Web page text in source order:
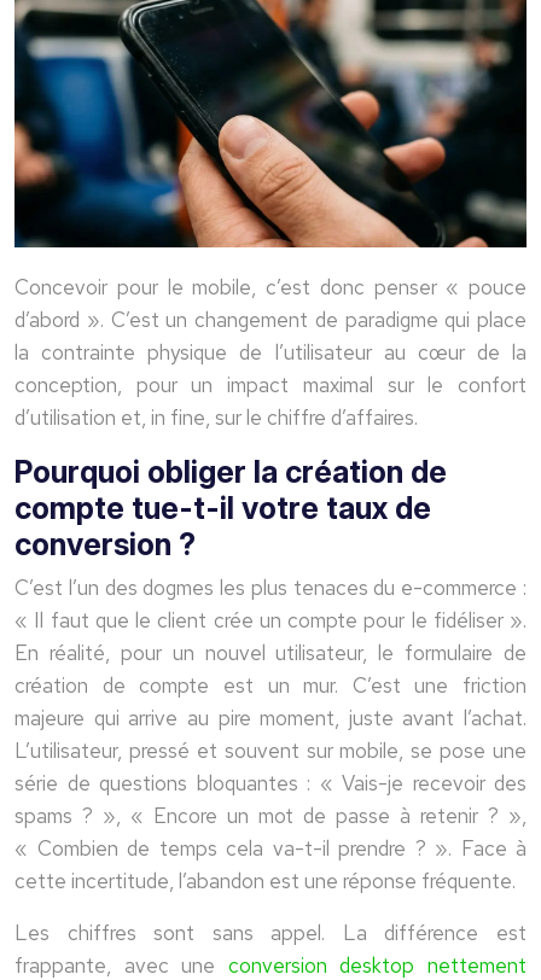
Concevoir pour le mobile, c’est donc penser « pouce
d’abord ». C’est un changement de paradigme qui place
la contrainte physique de l’utilisateur au cœur de la
conception, pour un impact maximal sur le confort
d’utilisation et, in fine, sur le chiffre d’affaires.
Pourquoi obliger la création de
compte tue-t-il votre taux de
conversion ?
C’est l’un des dogmes les plus tenaces du e-commerce :
« Il faut que le client crée un compte pour le fidéliser ».
En réalité, pour un nouvel utilisateur, le formulaire de
création de compte est un mur. C’est une friction
majeure qui arrive au pire moment, juste avant l’achat.
L’utilisateur, pressé et souvent sur mobile, se pose une
série de questions bloquantes : « Vais-je recevoir des
spams ? », « Encore un mot de passe à retenir ? »,
« Combien de temps cela va-t-il prendre ? ». Face à
cette incertitude, l’abandon est une réponse fréquente.
Les chiffres sont sans appel. La différence est
frappante, avec une conversion desktop nettement